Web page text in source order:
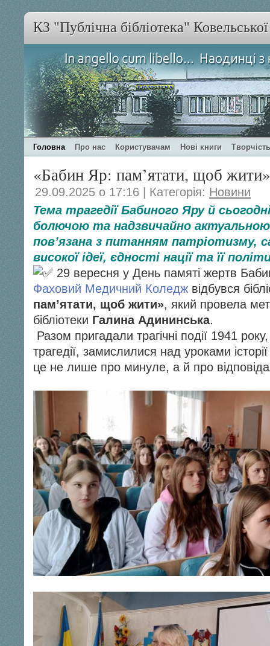
КЗ "Публічна бібліотека"
Головна Про нас Користувачам Нові книги
«Бабин Яр: пам’ятати, щоб жити»
29.09.2025 о 17:16 | Категорія: Новини
Тема трагедії Бабиного Яру й
болючою та надзвичайно
пов’язана з питанням патріотизму,
високої ідеї, єдності нації та її
29 вересня у День памяті жертв
Фаховий Медичний Коледж відбувся
пам’ятати, щоб жити», який провела
бібліотеки Галина Адининська.
Разом пригадали трагічні події 1941
трагедії, замислилися над уроками
це не лише про минуле, а й про